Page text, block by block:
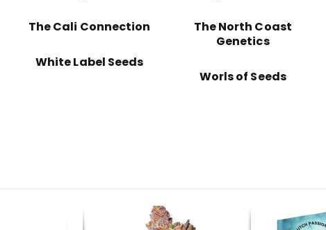
The Cali Connection
White Label Seeds
The North Coast
Genetics
Worls of Seeds